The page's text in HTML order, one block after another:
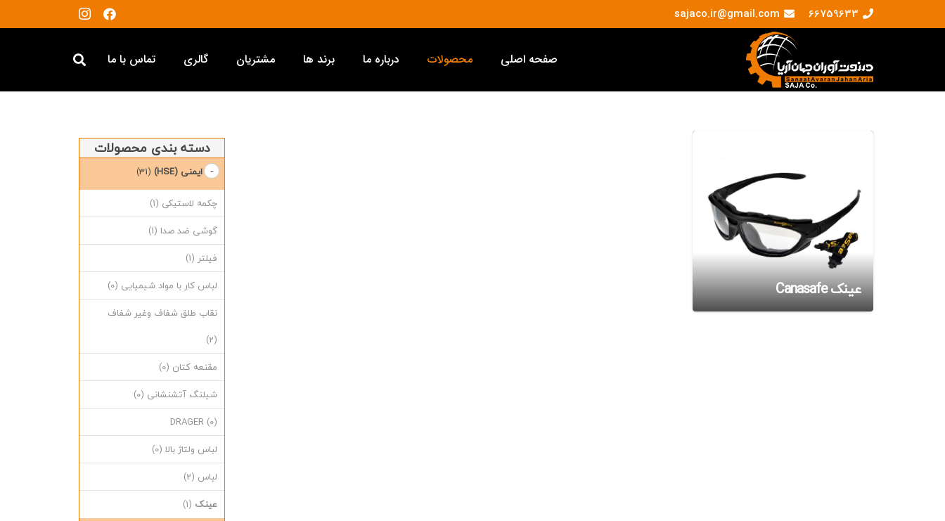
66759633
sajaco.ir@gmail.com
صفحه اصلی محصولات درباره ما برند ها مشتریان گالری تماس با ما
عینک Canasafe
دسته بندی محصولات
ایمنی (HSE) (31)
چکمه لاستیکی (1)
گوشی ضد صدا (1)
فیلتر (1)
لباس کار با مواد شیمیایی (0)
نقاب طلق شفاف وغیر شفاف
(2)
مقنعه کتان (0)
شیلنگ آتشنشانی (0)
DRAGER (0)
لباس ولتاژ بالا (0)
لباس (2)
عینک (1)